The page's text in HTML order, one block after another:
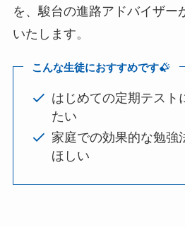
を、駿台の進路アドバイザー
いたします。
こんな生徒におすすめです
はじめての定期テスト
たい
家庭での効果的な勉強
ほしい